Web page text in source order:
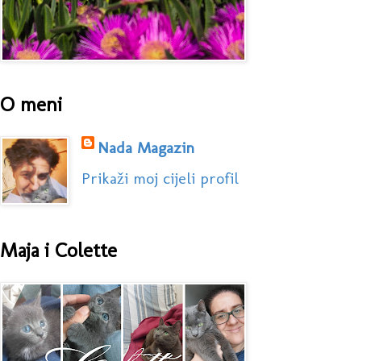
O meni
Nada Magazin
Prikaži moj cijeli profil
Maja i Colette